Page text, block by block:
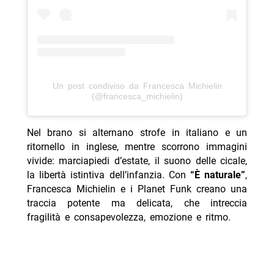
Un post condiviso da Francesca Michielin
(@francesca_michielin)
Nel brano si alternano strofe in italiano e un
ritornello in inglese, mentre scorrono immagini
vivide: marciapiedi d’estate, il suono delle cicale,
la libertà istintiva dell’infanzia. Con “È naturale”,
Francesca Michielin e i Planet Funk creano una
traccia potente ma delicata, che intreccia
fragilità e consapevolezza, emozione e ritmo.